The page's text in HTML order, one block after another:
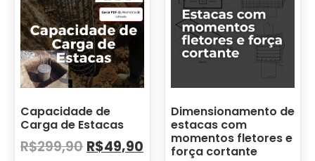
Capacidade de
Carga de Estacas
R$299,90 R$49,90
Dimensionamento de
estacas com
momentos fletores e
força cortante